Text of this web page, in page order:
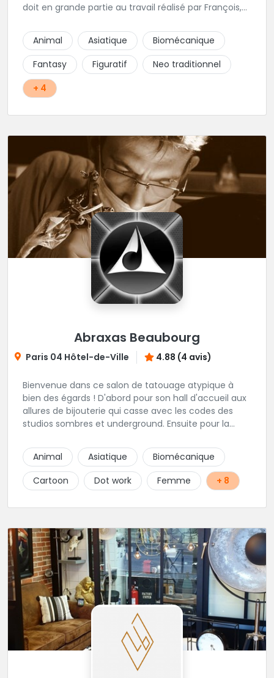
doit en grande partie au travail réalisé par François,
Une superbe adresse du tatouage pour les
Montcelliens, Montcelliennes et tous les habitants de
Saône et Loire !
Animal Asiatique
Biomécanique
Fantasy
Figuratif
Neo traditionnel
+ 4
Abraxas Beaubourg
Paris 04 Hôtel-de-Ville 4.88 (4 avis)
Bienvenue dans ce salon de tatouage atypique à
bien des égards ! D'abord pour son hall d'accueil aux
allures de bijouterie qui casse avec les codes des
studios sombres et underground. Ensuite pour la
clubbers, sexagénaires ! Un des studios de tatouage
référent à Paris.
Animal Asiatique
Biomécanique
Cartoon
Dot work Femme + 8